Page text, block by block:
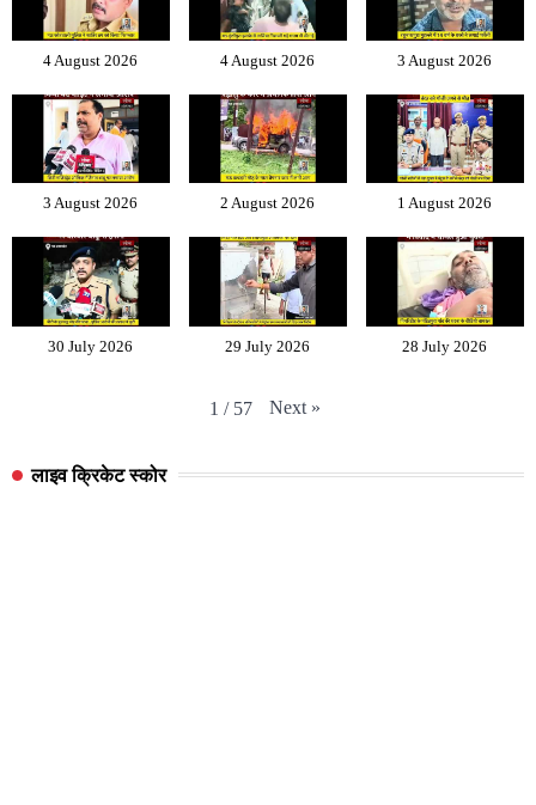
4 August 2026 4 August 2026 3 August 2026
3 August 2026 2 August 2026 1 August 2026
30 July 2026 29 July 2026 28 July 2026
1 / 57 Next »
लाइव क्रिकेट स्कोर